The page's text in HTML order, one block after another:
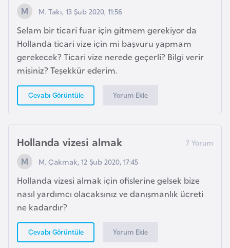
M. Takı, 13 Şub 2020, 11:56
Selam bir ticari fuar için gitmem gerekiyor da
Hollanda ticari vize için mi başvuru yapmam
gerekecek? Ticari vize nerede geçerli? Bilgi verir
misiniz? Teşekkür ederim.
Cevabı Görüntüle Yorum Ekle
Hollanda vizesi almak
M. Çakmak, 12 Şub 2020, 17:45
Hollanda vizesi almak için ofislerine gelsek bize
nasıl yardımcı olacaksınız ve danışmanlık ücreti
ne kadardır?
Cevabı Görüntüle Yorum Ekle
n
g
l
a
d
e
ş
B
l
a
r
u
s
B
e